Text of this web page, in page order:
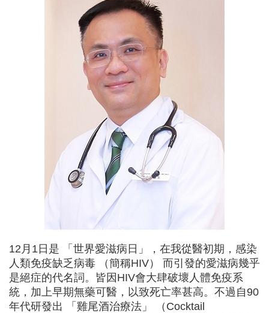
12月1日是 「世界愛滋病日」，在我從醫初期，感染
人類免疫缺乏病毒 （簡稱HIV） 而引發的愛滋病幾乎
是絕症的代名詞。皆因HIV會大肆破壞人體免疫系
統，加上早期無藥可醫，以致死亡率甚高。不過自90
年代研發出 「雞尾酒治療法」 （Cocktail